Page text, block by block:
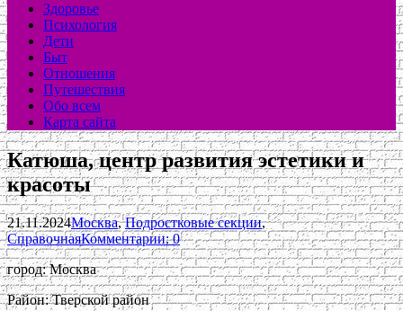
Здоровье
Психология
Дети
Быт
Отношения
Путешествия
Обо всем
Карта сайта
Катюша, центр развития эстетики и
красоты
21.11.2024Москва,Подростковые секции,
СправочнаяКомментарии: 0
город: Москва
Район: Тверской район